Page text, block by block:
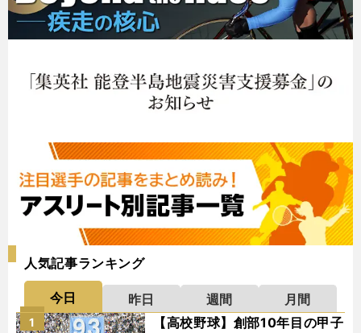
人気記事ランキング
今日 昨日 週間
月間
【高校野球】創部10年目の甲子
1